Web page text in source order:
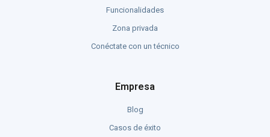
Funcionalidades
Zona privada
Conéctate con un técnico
Empresa
Blog
Casos de éxito